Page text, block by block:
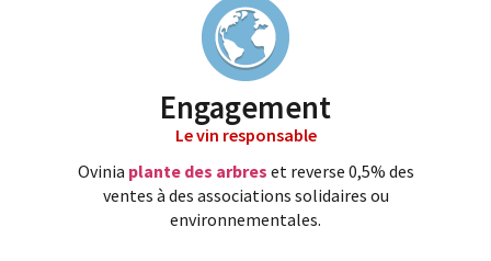
Engagement
Le vin responsable
Ovinia plante des arbres et reverse 0,5% des
ventes à des associations solidaires ou
environnementales.